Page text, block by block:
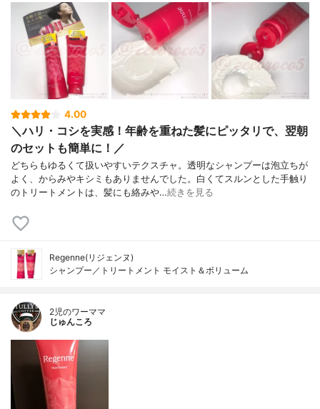
4.00
＼ハリ・コシを実感！年齢を重ねた髪にピッタリで、翌朝
のセットも簡単に！／
どちらもゆるくて扱いやすいテクスチャ。透明なシャンプーは泡立ちが
よく、からみやキシミもありませんでした。白くてスルンとした手触り
のトリートメントは、髪にも絡みや…続きを見る
Regenne(リジェンヌ)
シャンプー／トリートメント モイスト＆ボリューム
2児のワーママ
じゅんころ